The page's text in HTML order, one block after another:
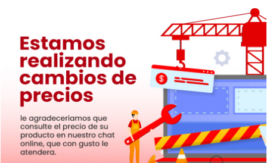
y la capacidad de localizar y bloquear amenazas antes de que
afecten tus dispositivos, tu familia puede navegar, jugar y
trabajar en línea con total confianza.
Envío del producto:
Envío automático a su correo tras realizar el pago. Damos
Empresa y facturación:
Dimacso es la tienda de licencias y códigos de activación